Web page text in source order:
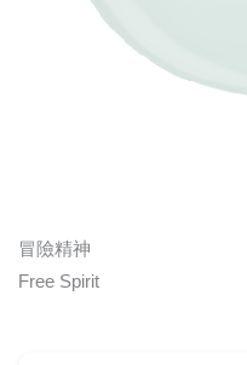
冒險精神
Free Spirit